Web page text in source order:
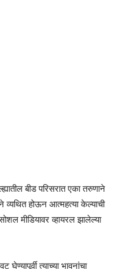
बीड परिसरात एका तरुणाने
व्यथित होऊन आत्महत्या केल्याची
मीडियावर व्हायरल झालेल्या
त्याच्या भावनांचा